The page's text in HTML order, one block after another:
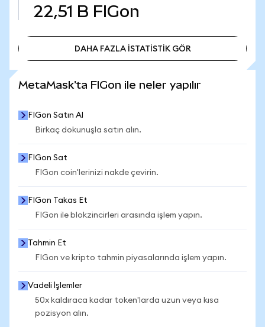
22,51 B FIGon
DAHA FAZLA İSTATİSTİK GÖR
MetaMask'ta FIGon ile neler yapılır
FIGon Satın Al
Birkaç dokunuşla satın alın.
FIGon Sat
FIGon coin'lerinizi nakde çevirin.
FIGon Takas Et
FIGon ile blokzincirleri arasında işlem yapın.
Tahmin Et
FIGon ve kripto tahmin piyasalarında işlem yapın.
Vadeli İşlemler
50x kaldıraca kadar token'larda uzun veya kısa
pozisyon alın.